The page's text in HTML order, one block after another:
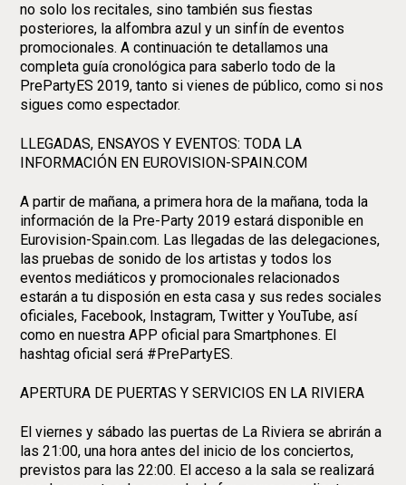
no solo los recitales, sino también sus fiestas
posteriores, la alfombra azul y un sinfín de eventos
promocionales. A continuación te detallamos una
completa guía cronológica para saberlo todo de la
PrePartyES 2019, tanto si vienes de público, como si nos
sigues como espectador.
LLEGADAS, ENSAYOS Y EVENTOS: TODA LA
INFORMACIÓN EN EUROVISION-SPAIN.COM
A partir de mañana, a primera hora de la mañana, toda la
información de la Pre-Party 2019 estará disponible en
Eurovision-Spain.com. Las llegadas de las delegaciones,
las pruebas de sonido de los artistas y todos los
eventos mediáticos y promocionales relacionados
estarán a tu disposión en esta casa y sus redes sociales
oficiales, Facebook, Instagram, Twitter y YouTube, así
como en nuestra APP oficial para Smartphones. El
hashtag oficial será #PrePartyES.
APERTURA DE PUERTAS Y SERVICIOS EN LA RIVIERA
El viernes y sábado las puertas de La Riviera se abrirán a
las 21:00, una hora antes del inicio de los conciertos,
previstos para las 22:00. El acceso a la sala se realizará